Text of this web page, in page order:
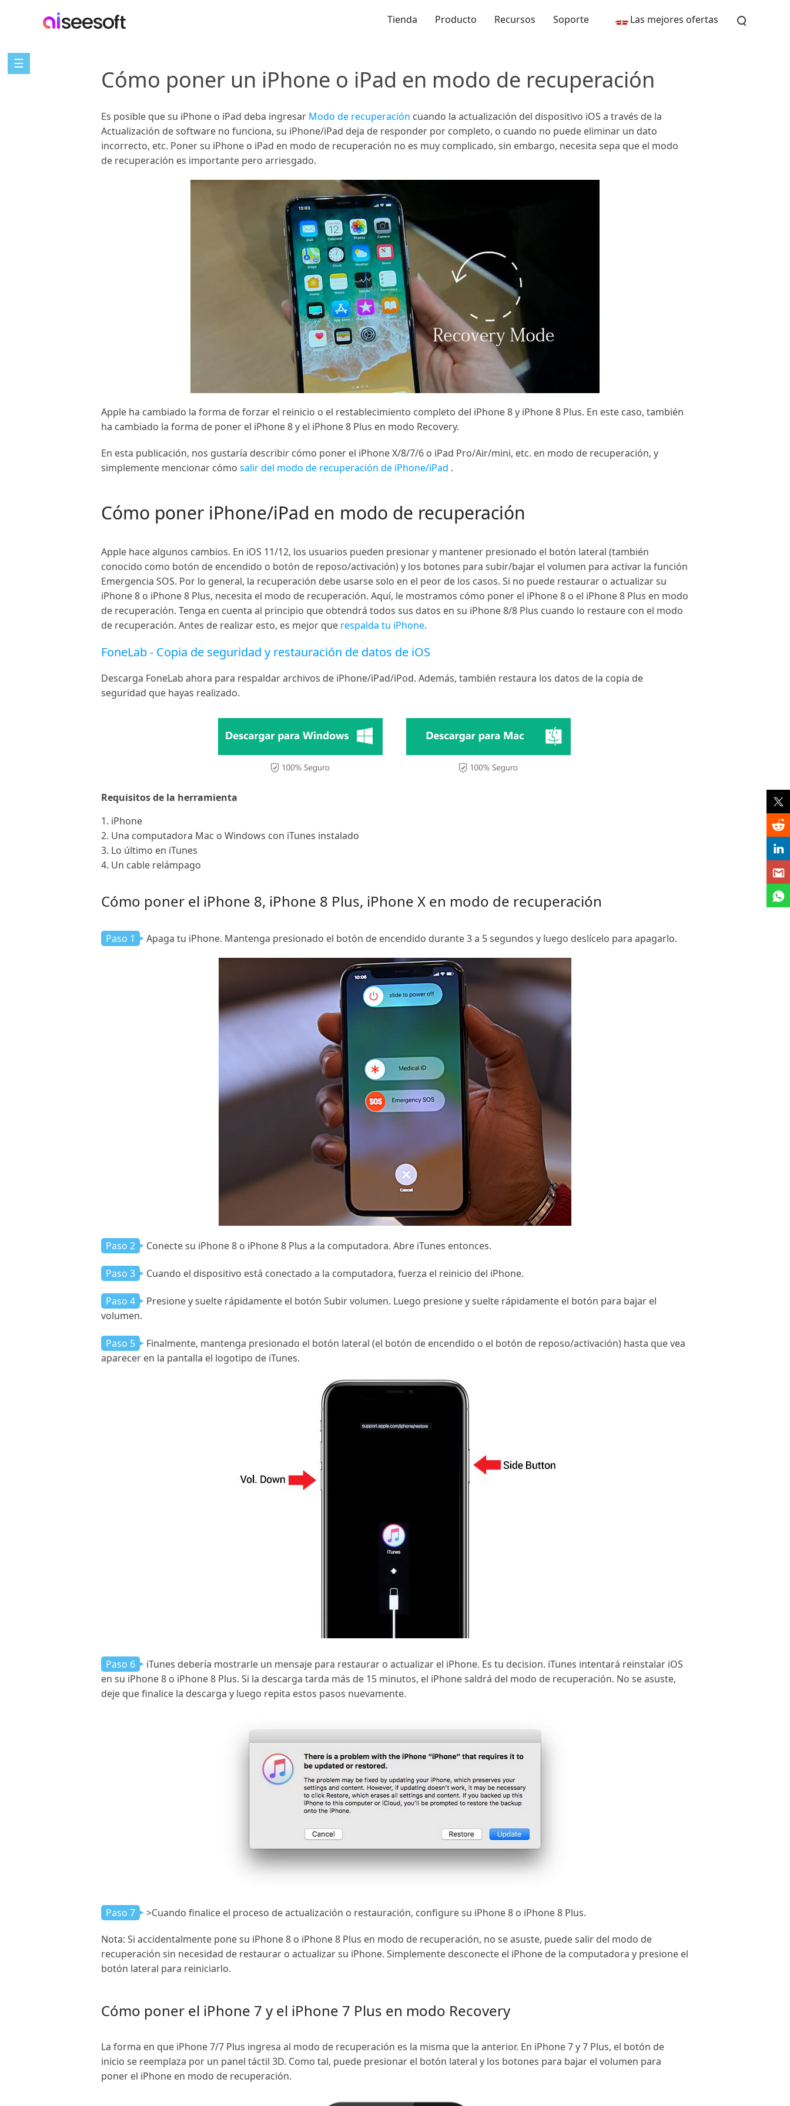
Tienda Producto Recursos Soporte Las mejores ofertas
☰
Cómo poner un iPhone o iPad en modo de recuperación
Es posible que su iPhone o iPad deba ingresar Modo de recuperación cuando la actualización del dispositivo iOS a través de la
Actualización de software no funciona, su iPhone/iPad deja de responder por completo, o cuando no puede eliminar un dato
incorrecto, etc. Poner su iPhone o iPad en modo de recuperación no es muy complicado, sin embargo, necesita sepa que el modo
de recuperación es importante pero arriesgado.
Apple ha cambiado la forma de forzar el reinicio o el restablecimiento completo del iPhone 8 y iPhone 8 Plus. En este caso, también
ha cambiado la forma de poner el iPhone 8 y el iPhone 8 Plus en modo Recovery.
En esta publicación, nos gustaría describir cómo poner el iPhone X/8/7/6 o iPad Pro/Air/mini, etc. en modo de recuperación, y
simplemente mencionar cómo salir del modo de recuperación de iPhone/iPad .
Cómo poner iPhone/iPad en modo de recuperación
Apple hace algunos cambios. En iOS 11/12, los usuarios pueden presionar y mantener presionado el botón lateral (también
conocido como botón de encendido o botón de reposo/activación) y los botones para subir/bajar el volumen para activar la función
Emergencia SOS. Por lo general, la recuperación debe usarse solo en el peor de los casos. Si no puede restaurar o actualizar su
iPhone 8 o iPhone 8 Plus, necesita el modo de recuperación. Aquí, le mostramos cómo poner el iPhone 8 o el iPhone 8 Plus en modo
de recuperación. Tenga en cuenta al principio que obtendrá todos sus datos en su iPhone 8/8 Plus cuando lo restaure con el modo
de recuperación. Antes de realizar esto, es mejor que respalda tu iPhone.
FoneLab - Copia de seguridad y restauración de datos de iOS
Descarga FoneLab ahora para respaldar archivos de iPhone/iPad/iPod. Además, también restaura los datos de la copia de
seguridad que hayas realizado.
Requisitos de la herramienta
1. iPhone
2. Una computadora Mac o Windows con iTunes instalado
3. Lo último en iTunes
4. Un cable relámpago
Cómo poner el iPhone 8, iPhone 8 Plus, iPhone X en modo de recuperación
Paso 1 Apaga tu iPhone. Mantenga presionado el botón de encendido durante 3 a 5 segundos y luego deslícelo para apagarlo.
Paso 2 Conecte su iPhone 8 o iPhone 8 Plus a la computadora. Abre iTunes entonces.
Paso 3 Cuando el dispositivo está conectado a la computadora, fuerza el reinicio del iPhone.
Paso 4
Presione y suelte rápidamente el botón Subir volumen. Luego presione y suelte rápidamente el botón para bajar el
volumen.
Paso 5
Finalmente, mantenga presionado el botón lateral (el botón de encendido o el botón de reposo/activación) hasta que vea
aparecer en la pantalla el logotipo de iTunes.
Paso 6
iTunes debería mostrarle un mensaje para restaurar o actualizar el iPhone. Es tu decision. iTunes intentará reinstalar iOS
en su iPhone 8 o iPhone 8 Plus. Si la descarga tarda más de 15 minutos, el iPhone saldrá del modo de recuperación. No se asuste,
deje que finalice la descarga y luego repita estos pasos nuevamente.
Paso 7 >Cuando finalice el proceso de actualización o restauración, configure su iPhone 8 o iPhone 8 Plus.
Nota: Si accidentalmente pone su iPhone 8 o iPhone 8 Plus en modo de recuperación, no se asuste, puede salir del modo de
recuperación sin necesidad de restaurar o actualizar su iPhone. Simplemente desconecte el iPhone de la computadora y presione el
botón lateral para reiniciarlo.
Cómo poner el iPhone 7 y el iPhone 7 Plus en modo Recovery
La forma en que iPhone 7/7 Plus ingresa al modo de recuperación es la misma que la anterior. En iPhone 7 y 7 Plus, el botón de
inicio se reemplaza por un panel táctil 3D. Como tal, puede presionar el botón lateral y los botones para bajar el volumen para
poner el iPhone en modo de recuperación.